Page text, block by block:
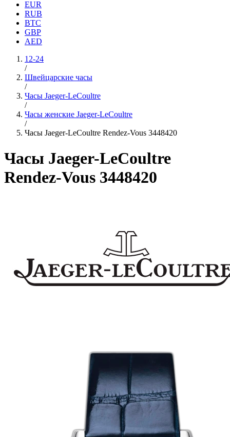
EUR
RUB
BTC
GBP
AED
12-24
/
Швейцарские часы
/
Часы Jaeger-LeCoultre
/
Часы женские Jaeger-LeCoultre
/
Часы Jaeger-LeCoultre Rendez-Vous 3448420
Часы Jaeger-LeCoultre
Rendez-Vous 3448420